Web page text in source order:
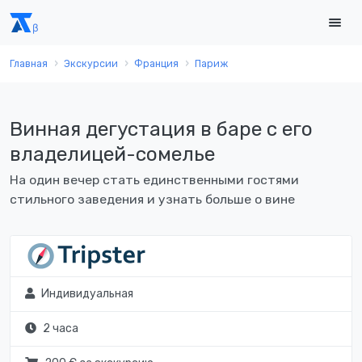
Главная Экскурсии Франция Париж
Винная дегустация в баре с его
владелицей-сомелье
На один вечер стать единственными гостями
стильного заведения и узнать больше о вине
Индивидуальная
2 часа